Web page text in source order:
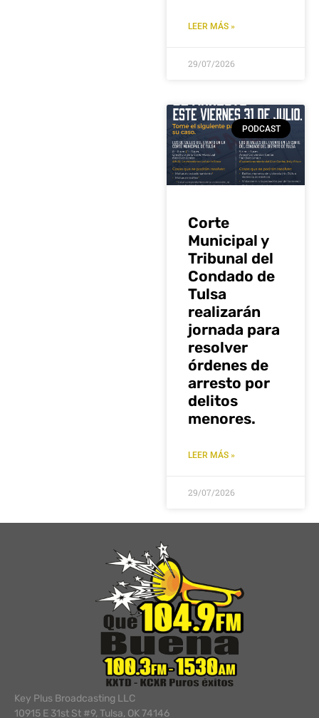
LEER MÁS »
29/07/2026
PODCAST
Corte
Municipal y
Tribunal del
Condado de
Tulsa
realizarán
jornada para
resolver
órdenes de
arresto por
delitos
menores.
LEER MÁS »
29/07/2026
Key Plus Broadcasting LLC
10915 E 31st St #9, Tulsa, OK 74146